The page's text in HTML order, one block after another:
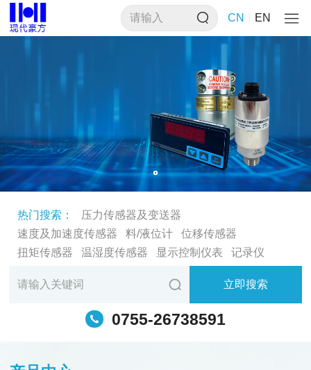
CN EN
热门搜索：
压力传感器及变送器
速度及加速度传感器
料/液位计
位移传感器
扭矩传感器
温湿度传感器 显示控制仪表 记录仪
0755-26738591